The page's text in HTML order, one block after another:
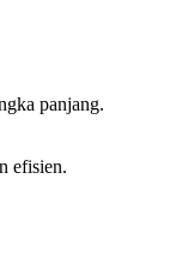
panjang.
efisien.